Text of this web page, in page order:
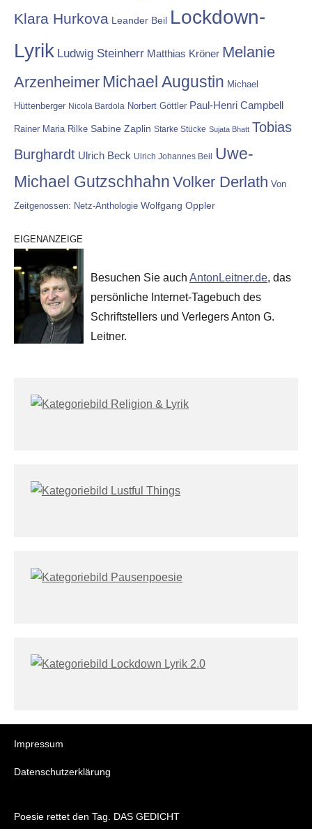
Klara Hurkova Leander Beil Lockdown-
Lyrik Ludwig Steinherr Matthias Kröner Melanie
Arzenheimer Michael Augustin Michael
Hüttenberger Nicola Bardola Norbert Göttler Paul-Henri Campbell
Rainer Maria Rilke Sabine Zaplin Starke Stücke Sujata Bhatt Tobias
Burghardt Ulrich Beck Ulrich Johannes Beil Uwe-
Michael Gutzschhahn Volker Derlath Von
Zeitgenossen: Netz-Anthologie Wolfgang Oppler
EIGENANZEIGE
Besuchen Sie auch AntonLeitner.de, das
persönliche Internet-Tagebuch des
Schriftstellers und Verlegers Anton G.
Leitner.
Impressum
Datenschutzerklärung
Poesie rettet den Tag. DAS GEDICHT